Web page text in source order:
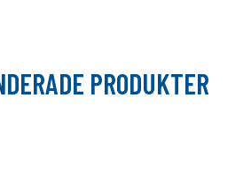
PRODUKTER